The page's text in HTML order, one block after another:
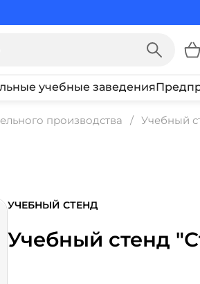
учебные заведения
производства Учебный
УЧЕБНЫЙ СТЕНД
Учебный стенд